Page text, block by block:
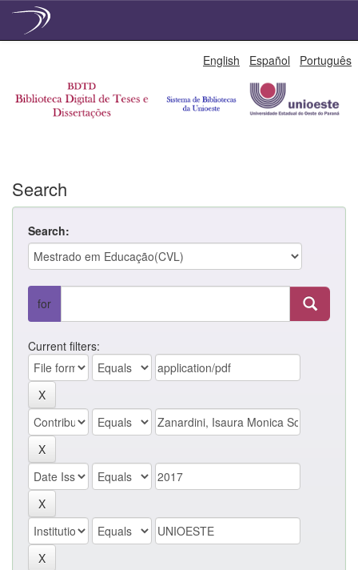
English Español Português
Search
Search:
for
Current filters: